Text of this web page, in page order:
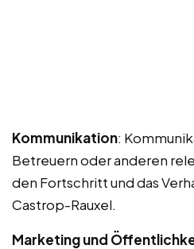
Kommunikation:
Betreuern oder anderen
den Fortschritt und das
Castrop-Rauxel.
Marketing und